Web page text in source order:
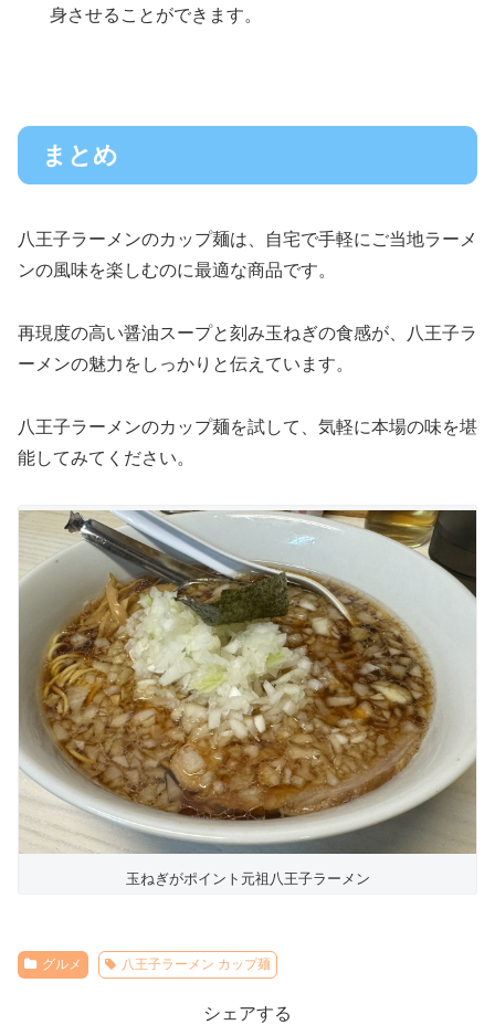
身させることができます。
まとめ
八王子ラーメンのカップ麺は、自宅で手軽にご当地ラーメ
ンの風味を楽しむのに最適な商品です。
再現度の高い醤油スープと刻み玉ねぎの食感が、八王子ラ
ーメンの魅力をしっかりと伝えています。
八王子ラーメンのカップ麺を試して、気軽に本場の味を堪
能してみてください。
玉ねぎがポイント元祖八王子ラーメン
グルメ 八王子ラーメン カップ麺
シェアする